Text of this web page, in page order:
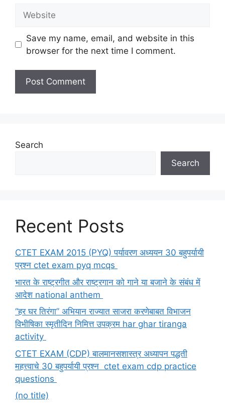
Save my name, email, and website in this
browser for the next time I comment.
Search
Search
Recent Posts
CTET EXAM 2015 (PYQ) पर्यावरण अध्ययन 30 बहुपर्यायी
प्रश्न ctet exam pyq mcqs
भारत के राष्ट्रगीत और राष्ट्रगान को गाने या बजाने के संबंध में
आदेश national anthem
“हर घर तिरंगा” अभियान राज्यात साजरा करणेबाबत विभाजन
विभीषिका स्मृतीदिन निमित्त उपक्रम har ghar tiranga
activity
CTET EXAM (CDP) बालमानसशास्त्र अध्यापन पद्धती
महत्त्वाचे 30 बहुपर्यायी प्रश्न ctet exam cdp practice
questions
(no title)